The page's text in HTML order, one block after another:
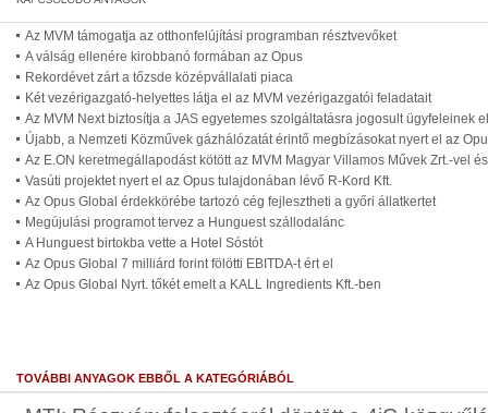
Az MVM támogatja az otthonfelújítási programban résztvevőket
A válság ellenére kirobbanó formában az Opus
Rekordévet zárt a tőzsde középvállalati piaca
Két vezérigazgató-helyettes látja el az MVM vezérigazgatói feladatait
Az MVM Next biztosítja a JAS egyetemes szolgáltatásra jogosult ügyfeleinek
Újabb, a Nemzeti Közművek gázhálózatát érintő megbízásokat nyert el az
Az E.ON keretmegállapodást kötött az MVM Magyar Villamos Művek Zrt.-vel
Vasúti projektet nyert el az Opus tulajdonában lévő R-Kord Kft.
Az Opus Global érdekkörébe tartozó cég fejlesztheti a győri állatkertet
Megújulási programot tervez a Hunguest szállodalánc
A Hunguest birtokba vette a Hotel Sóstót
Az Opus Global 7 milliárd forint fölötti EBITDA-t ért el
Az Opus Global Nyrt. tőkét emelt a KALL Ingredients Kft.-ben
TOVÁBBI ANYAGOK EBBŐL A KATEGÓRIÁBÓL